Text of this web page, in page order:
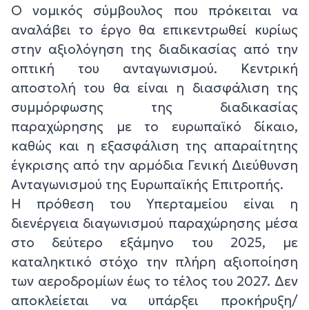
Ο νομικός σύμβουλος που πρόκειται να
αναλάβει το έργο θα επικεντρωθεί κυρίως
στην αξιολόγηση της διαδικασίας από την
οπτική του ανταγωνισμού. Κεντρική
αποστολή του θα είναι η διασφάλιση της
συμμόρφωσης της διαδικασίας
παραχώρησης με το ευρωπαϊκό δίκαιο,
καθώς και η εξασφάλιση της απαραίτητης
έγκρισης από την αρμόδια Γενική Διεύθυνση
Ανταγωνισμού της Ευρωπαϊκής Επιτροπής.
Η πρόθεση του Υπερταμείου είναι η
διενέργεια διαγωνισμού παραχώρησης μέσα
στο δεύτερο εξάμηνο του 2025, με
καταληκτικό στόχο την πλήρη αξιοποίηση
των αεροδρομίων έως το τέλος του 2027. Δεν
αποκλείεται να υπάρξει προκήρυξη/